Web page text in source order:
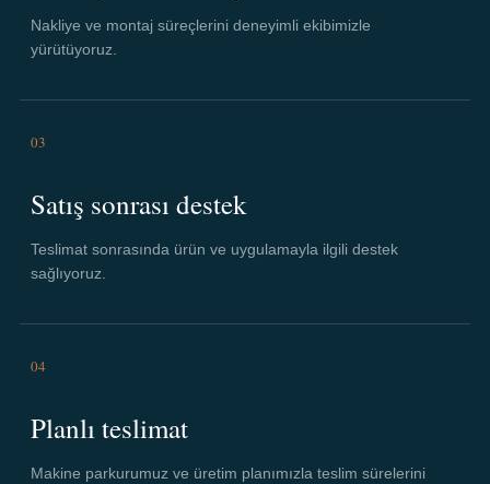
Nakliye ve montaj süreçlerini deneyimli ekibimizle
yürütüyoruz.
03
Satış sonrası destek
Teslimat sonrasında ürün ve uygulamayla ilgili destek
sağlıyoruz.
04
Planlı teslimat
Makine parkurumuz ve üretim planımızla teslim sürelerini